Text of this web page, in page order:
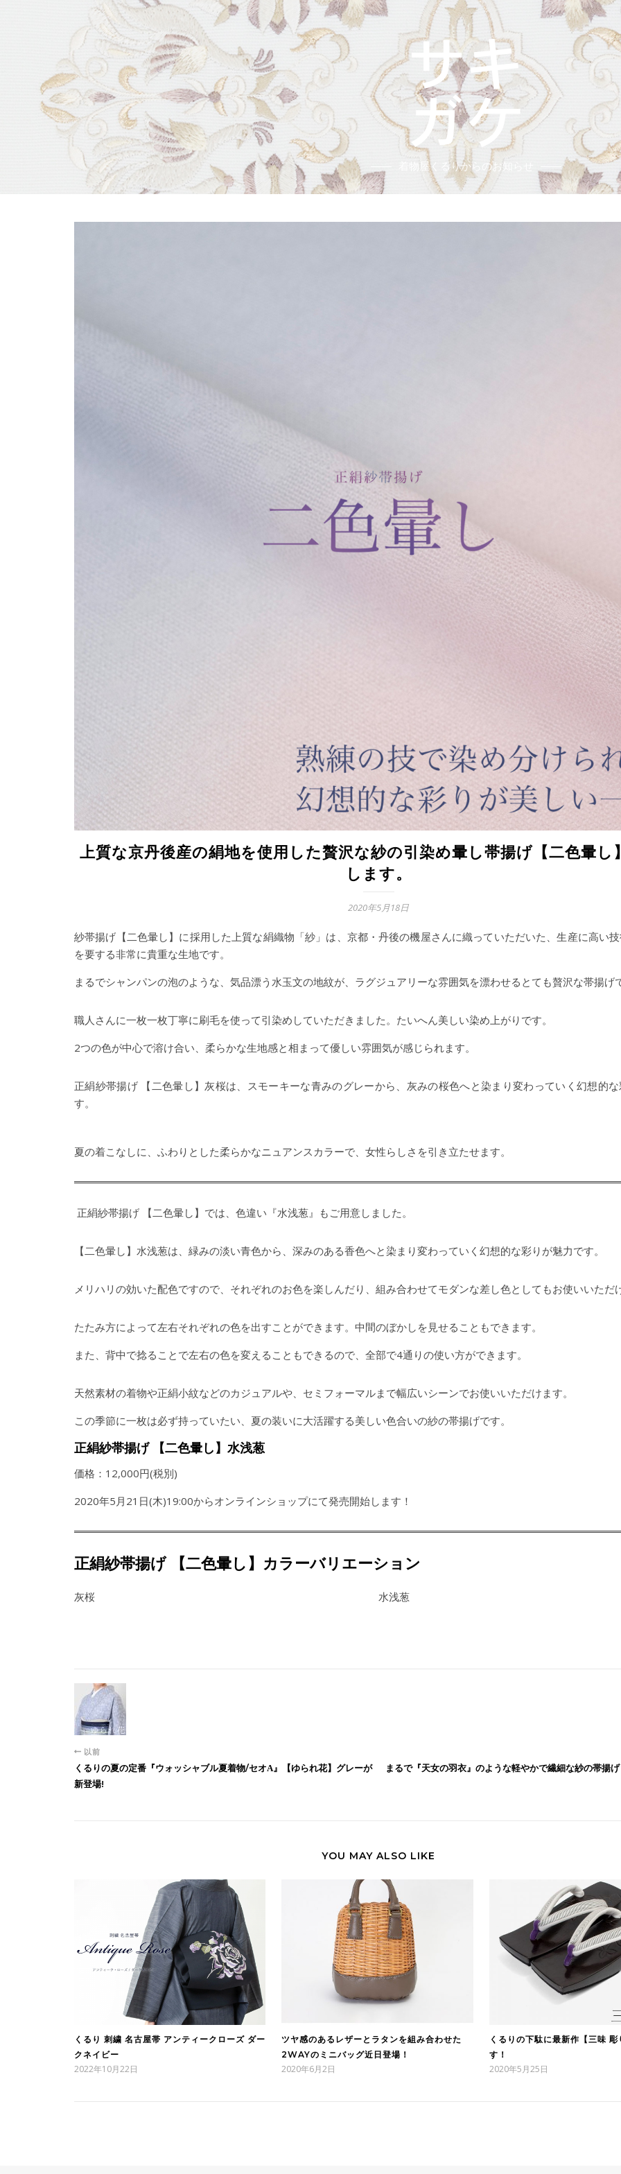
着物屋くるりからのお知らせ
上質な京丹後産の絹地を使用した贅沢な紗の引染め暈し帯揚げ【二色暈し
します。
2020年5月18日
紗帯揚げ【二色暈し】に採用した上質な絹織物「紗」は、京都・丹後の機屋さんに織っていただいた、生産に高い
を要する非常に貴重な生地です。
まるでシャンパンの泡のような、気品漂う水玉文の地紋が、ラグジュアリーな雰囲気を漂わせるとても贅沢な帯揚げ
職人さんに一枚一枚丁寧に刷毛を使って引染めしていただきました。たいへん美しい染め上がりです。
2つの色が中心で溶け合い、柔らかな生地感と相まって優しい雰囲気が感じられます。
正絹紗帯揚げ 【二色暈し】灰桜は、スモーキーな青みのグレーから、灰みの桜色へと染まり変わっていく幻想的
す。
夏の着こなしに、ふわりとした柔らかなニュアンスカラーで、女性らしさを引き立たせます。
正絹紗帯揚げ 【二色暈し】では、色違い『水浅葱』もご用意しました。
【二色暈し】水浅葱は、緑みの淡い青色から、深みのある香色へと染まり変わっていく幻想的な彩りが魅力です。
メリハリの効いた配色ですので、それぞれのお色を楽しんだり、組み合わせてモダンな差し色としてもお使いいただ
たたみ方によって左右それぞれの色を出すことができます。中間のぼかしを見せることもできます。
また、背中で捻ることで左右の色を変えることもできるので、全部で4通りの使い方ができます。
天然素材の着物や正絹小紋などのカジュアルや、セミフォーマルまで幅広いシーンでお使いいただけます。
この季節に一枚は必ず持っていたい、夏の装いに大活躍する美しい色合いの紗の帯揚げです。
正絹紗帯揚げ 【二色暈し】水浅葱
価格：12,000円(税別)
2020年5月21日(木)19:00からオンラインショップにて発売開始します！
正絹紗帯揚げ 【二色暈し】カラーバリエーション
灰桜 水浅葱
以前
くるりの夏の定番『ウォッシャブル夏着物/セオΑ』【ゆられ花】グレーが
新登場!
まるで『天女の羽衣』のような軽やかで繊細な紗の帯揚
YOU MAY ALSO LIKE
くるり 刺繍 名古屋帯 アンティークローズ ダー
クネイビー
2022年10月22日
ツヤ感のあるレザーとラタンを組み合わせた
2WAYのミニバッグ近日登場！
2020年6月2日
くるりの下駄に最新作【三味
す！
2020年5月25日